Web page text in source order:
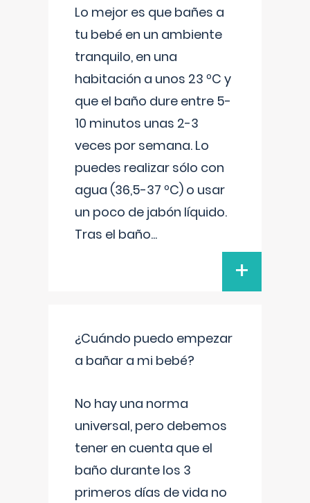
Lo mejor es que bañes a
tu bebé en un ambiente
tranquilo, en una
habitación a unos 23 ºC y
que el baño dure entre 5-
10 minutos unas 2-3
veces por semana. Lo
puedes realizar sólo con
agua (36,5-37 ºC) o usar
un poco de jabón líquido.
Tras el baño...
+
¿Cuándo puedo empezar
a bañar a mi bebé?
No hay una norma
universal, pero debemos
tener en cuenta que el
baño durante los 3
primeros días de vida no